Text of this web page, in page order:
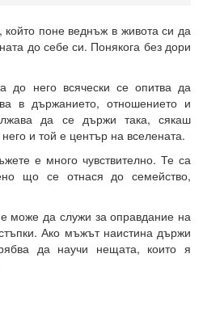
поне веднъж в живота си да
до себе си. Понякога без дори
до него всячески се опитва да
в държанието, отношението и
да се държи така, сякаш
и той е център на вселената.
е много чувствително. Те са
що се отнася до семейство,
може да служи за оправдание на
Ако мъжът наистина държи
да научи нещата, които я